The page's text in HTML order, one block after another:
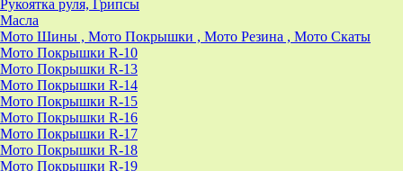
Рукоятка руля, Грипсы
Масла
Мото Шины , Мото Покрышки , Мото Резина , Мото Скаты
Мото Покрышки R-10
Мото Покрышки R-13
Мото Покрышки R-14
Мото Покрышки R-15
Мото Покрышки R-16
Мото Покрышки R-17
Мото Покрышки R-18
Мото Покрышки R-19